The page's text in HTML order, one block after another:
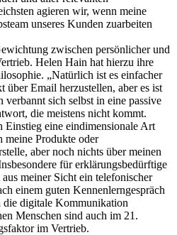
agieren wir, wenn meine
unseres Kunden zuarbeiten
zwischen persönlicher und
Helen Hain hat hierzu ihre
„Natürlich ist es einfacher
über Email herzustellen, aber es ist
sich selbst in eine passive
die meistens nicht kommt.
eine eindimensionale Art
Produkte oder
aber noch nichts über meinen
für erklärungsbedürftige
meiner Sicht ein telefonischer
einem guten Kennenlerngespräch
digitale Kommunikation
Menschen sind auch im 21.
im Vertrieb.